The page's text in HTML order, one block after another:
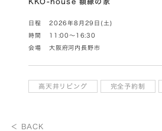
日程 2026年8月29日(土)
時間 11:00～16:30
会場 大阪府河内長野市
高天井リビング 完全予約制
＜ BACK